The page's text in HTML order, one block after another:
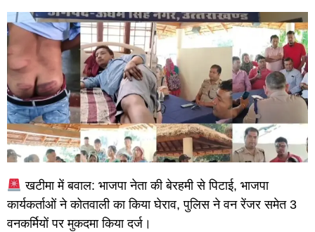
खटीमा में बवाल: भाजपा नेता की बेरहमी से पिटाई, भाजपा
कार्यकर्ताओं ने कोतवाली का किया घेराव, पुलिस ने वन रेंजर समेत 3
वनकर्मियों पर मुकदमा किया दर्ज।